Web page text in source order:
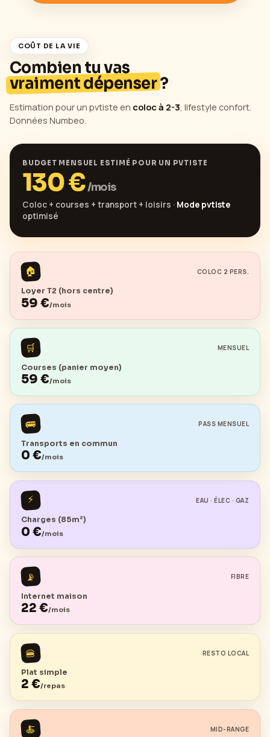
COÛT DE LA VIE
Combien tu vas
vraiment dépenser?
Estimation pour un pvtiste en coloc à 2-3 , lifestyle confort.
Données Numbeo.
BUDGET MENSUEL ESTIMÉ POUR UN PVTISTE
130€/mois
Coloc + courses + transport + loisirs · Mode pvtiste
optimisé
🏠 COLOC 2 PERS.
Loyer T2 (hors centre)
59 €/mois
🛒 MENSUEL
Courses (panier moyen)
59 €/mois
🚌 PASS MENSUEL
Transports en commun
0 €/mois
⚡ EAU · ÉLEC · GAZ
Charges (85m²)
0 €/mois
📡 FIBRE
Internet maison
22 €/mois
🍔 RESTO LOCAL
Plat simple
2 €/repas
🍝 MID-RANGE